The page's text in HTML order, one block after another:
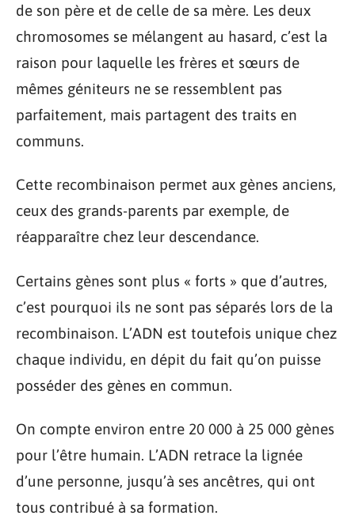
de son père et de celle de sa mère. Les deux
chromosomes se mélangent au hasard, c’est la
raison pour laquelle les frères et sœurs de
mêmes géniteurs ne se ressemblent pas
parfaitement, mais partagent des traits en
communs.
Cette recombinaison permet aux gènes anciens,
ceux des grands-parents par exemple, de
réapparaître chez leur descendance.
Certains gènes sont plus « forts » que d’autres,
c’est pourquoi ils ne sont pas séparés lors de la
recombinaison. L’ADN est toutefois unique chez
chaque individu, en dépit du fait qu’on puisse
posséder des gènes en commun.
On compte environ entre 20 000 à 25 000 gènes
pour l’être humain. L’ADN retrace la lignée
d’une personne, jusqu’à ses ancêtres, qui ont
tous contribué à sa formation.